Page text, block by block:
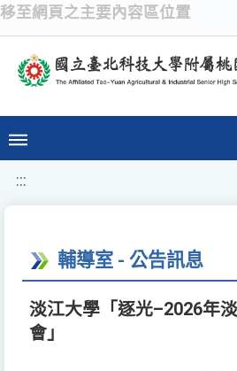
移至網頁之主要內容區位置
:::
輔導室 - 公告訊息
淡江大學「逐光–2026年
會」